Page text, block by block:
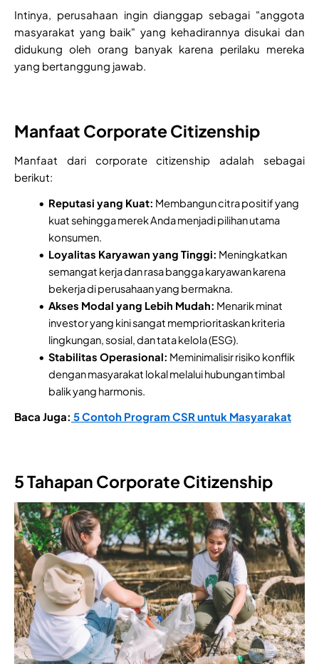
Intinya, perusahaan ingin dianggap sebagai "anggota
masyarakat yang baik" yang kehadirannya disukai dan
didukung oleh orang banyak karena perilaku mereka
yang bertanggung jawab.
Manfaat Corporate Citizenship
Manfaat dari corporate citizenship adalah sebagai
berikut:
Reputasi yang Kuat: Membangun citra positif yang
kuat sehingga merek Anda menjadi pilihan utama
konsumen.
Loyalitas Karyawan yang Tinggi: Meningkatkan
semangat kerja dan rasa bangga karyawan karena
bekerja di perusahaan yang bermakna.
Akses Modal yang Lebih Mudah: Menarik minat
investor yang kini sangat memprioritaskan kriteria
lingkungan, sosial, dan tata kelola (ESG).
Stabilitas Operasional: Meminimalisir risiko konflik
dengan masyarakat lokal melalui hubungan timbal
balik yang harmonis.
Baca Juga: 5 Contoh Program CSR untuk Masyarakat
5 Tahapan Corporate Citizenship